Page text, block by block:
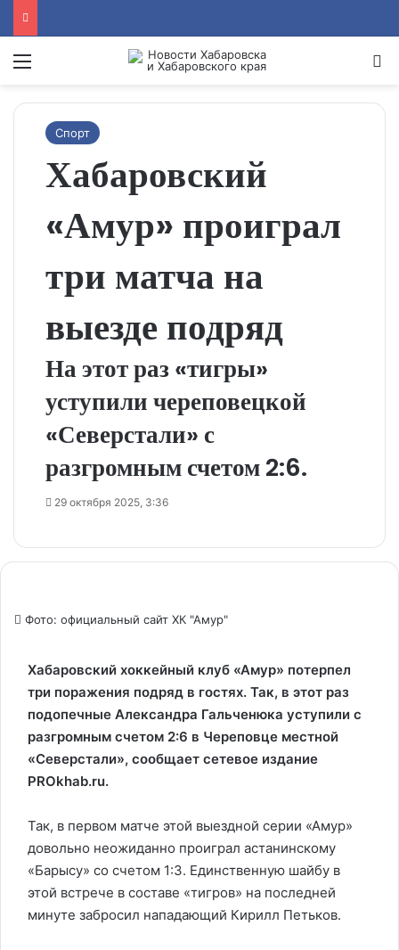
Menu
Спорт
Хабаровский
«Амур» проиграл
три матча на
выезде подряд
На этот раз «тигры»
уступили череповецкой
«Северстали» с
разгромным счетом 2:6.
29 октября 2025, 3:36
Фото: официальный сайт ХК "Амур"
Хабаровский хоккейный клуб «Амур» потерпел
три поражения подряд в гостях. Так, в этот раз
подопечные Александра Гальченюка уступили с
разгромным счетом 2:6 в Череповце местной
«Северстали», сообщает сетевое издание
PROkhab.ru.
Так, в первом матче этой выездной серии «Амур»
довольно неожиданно проиграл астанинскому
«Барысу» со счетом 1:3. Единственную шайбу в
этой встрече в составе «тигров» на последней
минуте забросил нападающий Кирилл Петьков.